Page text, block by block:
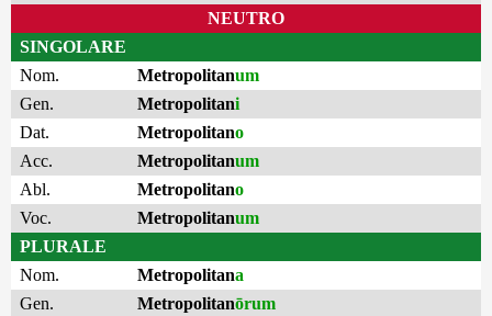
NEUTRO
SINGOLARE
Nom.
Metropolitanum
Gen.
Metropolitani
Dat.
Metropolitano
Acc.
Metropolitanum
Abl.
Metropolitano
Voc.
Metropolitanum
PLURALE
Nom.
Metropolitana
Gen.
Metropolitanōrum